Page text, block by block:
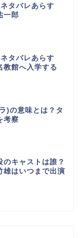
タバレあらす
一郎
タバレあらす
教館へ入学する
)の意味とは？タ
考察
のキャストは誰？
雄はいつまで出演